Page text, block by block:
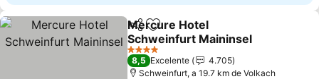
PartilharAdicionar aos favoritos
Mercure Hotel
Schweinfurt Maininsel
Ver preços
4 Estrelas
8,5 Excelente
4.705
Schweinfurt, a 19.7 km de Volkach